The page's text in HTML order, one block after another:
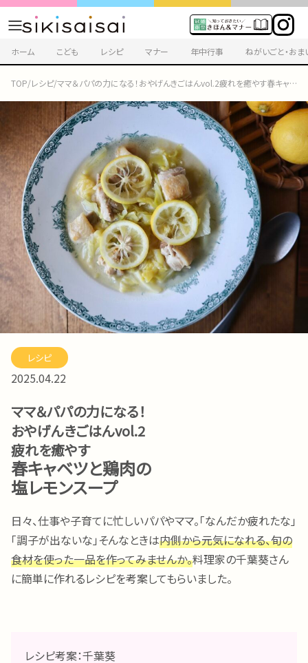
ホーム こども レシピ マナー 年中行事 ねがいごと・おま
TOP/レシピ/ ママ＆パパの力になる！おやげんきごはんvol.2疲れを癒やす春キャベツと鶏肉の塩レモンスープ
レシピ
2025.04.22
ママ＆パパの力になる！
おやげんきごはんvol.2
疲れを癒やす
春キャベツと鶏肉の
塩レモンスープ
日々、仕事や子育てに忙しいパパやママ。「なんだか疲れたな」
「調子が出ないな」そんなときは内側から元気になれる、旬の
食材を使った一品を作ってみませんか。料理家の千葉葵さん
に簡単に作れるレシピを考案してもらいました。
レシピ考案：千葉葵